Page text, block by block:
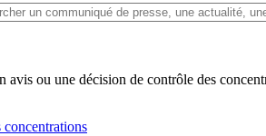
avis ou une décision de contrôle des